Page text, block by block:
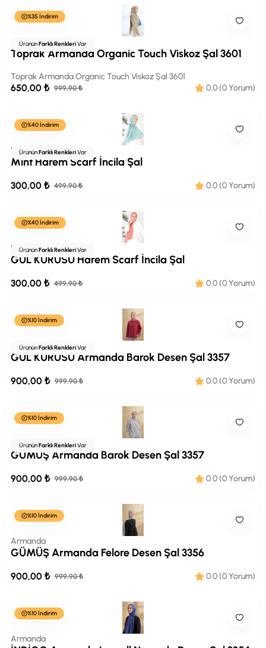
%35 İndirim
ÜrününFarklı RenkleriVar
Armanda
Toprak Armanda Organic Touch Viskoz Şal 3601
Toprak Armanda Organic Touch Viskoz Şal 3601
650,00 ₺ 999,90 ₺ 0.0 (0 Yorum)
%40 İndirim
ÜrününFarklı RenkleriVar
HAREMSCARF
Mint Harem Scarf İncila Şal
300,00 ₺ 499,90 ₺ 0.0 (0 Yorum)
%40 İndirim
ÜrününFarklı RenkleriVar
HAREMSCARF
GÜL KURUSU Harem Scarf İncila Şal
300,00 ₺ 499,90 ₺ 0.0 (0 Yorum)
%10 İndirim
ÜrününFarklı RenkleriVar
Armanda
GÜL KURUSU Armanda Barok Desen Şal 3357
900,00 ₺ 999,90 ₺ 0.0 (0 Yorum)
%10 İndirim
ÜrününFarklı RenkleriVar
Armanda
GÜMÜŞ Armanda Barok Desen Şal 3357
900,00 ₺ 999,90 ₺ 0.0 (0 Yorum)
%10 İndirim
Armanda
GÜMÜŞ Armanda Felore Desen Şal 3356
900,00 ₺ 999,90 ₺ 0.0 (0 Yorum)
%10 İndirim
Armanda